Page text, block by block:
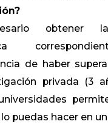
obtener
de haber
privada (3
puedas hacer en